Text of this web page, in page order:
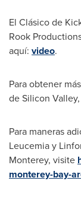
El Clásico de
Rook
aquí: video.
Para obtener
de Silicon
Para maneras
Leucemia y
Monterey, visite
monterey-bay-